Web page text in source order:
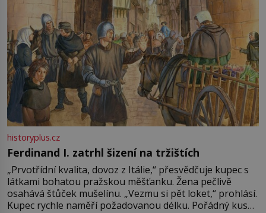
historyplus.cz
Ferdinand I. zatrhl šizení na tržištích
„Prvotřídní kvalita, dovoz z Itálie,“ přesvědčuje kupec s
látkami bohatou pražskou měšťanku. Žena pečlivě
osahává štůček mušelínu. „Vezmu si pět loket,“ prohlásí.
Kupec rychle naměří požadovanou délku. Pořádný kus